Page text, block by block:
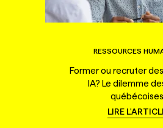
RESSOURCES
Former ou recruter
IA? Le dilemme
québécoises
LIRE